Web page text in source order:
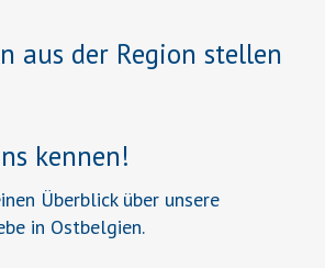
aus der Region stellen
kennen!
Überblick über unsere
in Ostbelgien.